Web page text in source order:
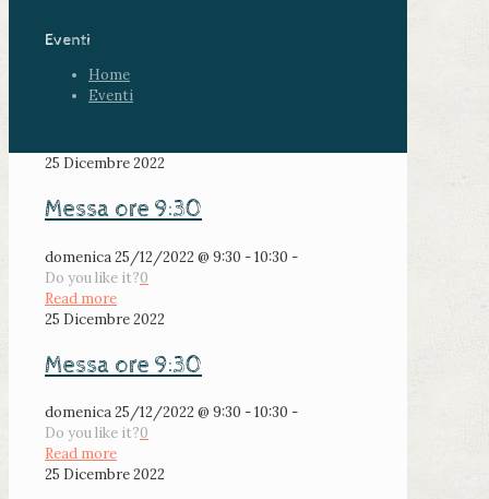
Eventi
Home
Eventi
25 Dicembre 2022
Messa ore 9:30
domenica 25/12/2022 @ 9:30 - 10:30 -
Do you like it?0
Read more
25 Dicembre 2022
Messa ore 9:30
domenica 25/12/2022 @ 9:30 - 10:30 -
Do you like it?0
Read more
25 Dicembre 2022